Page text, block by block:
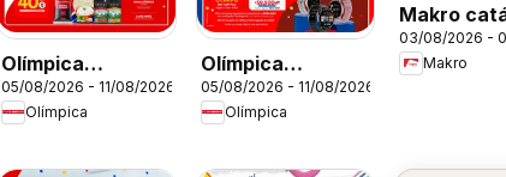
Olímpica
catálogo
Miércoles de
05/08/2026 - 11/08/2026
Olímpica
Olímpica
catálogo
Aniversario
05/08/2026 - 11/08/2026
Olímpica
Makro
03/08/2026 -
Makro